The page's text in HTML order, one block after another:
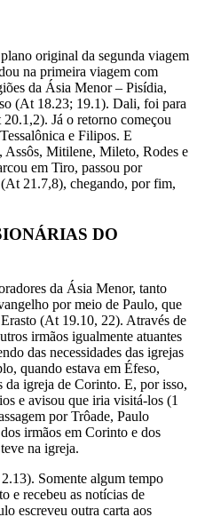
original da segunda viagem
na primeira viagem com
da Ásia Menor – Pisídia,
(At 18.23; 19.1). Dali, foi para
Já o retorno começou
e Filipos. E
Assôs, Mitilene, Mileto, Rodes e
em Tiro, passou por
21.7,8), chegando, por fim,
DO
da Ásia Menor, tanto
por meio de Paulo, que
(At 19.10, 22). Através de
irmãos igualmente atuantes
das necessidades das igrejas
quando estava em Éfeso,
igreja de Corinto. E, por isso,
e avisou que iria visitá-los (1
por Trôade, Paulo
irmãos em Corinto e dos
na igreja.
Somente algum tempo
e recebeu as notícias de
escreveu outra carta aos